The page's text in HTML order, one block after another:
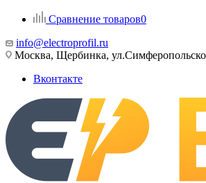
Сравнение товаров0
info@electroprofil.ru
Москва, Щербинка,
Вконтакте